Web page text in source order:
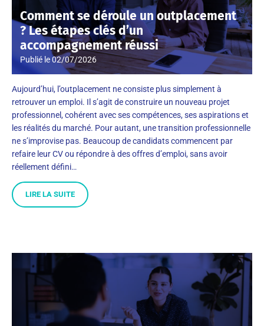
Comment se déroule un outplacement
? Les étapes clés d’un
accompagnement réussi
Publié le02/07/2026
Aujourd’hui, l’outplacement ne consiste plus simplement à
retrouver un emploi. Il s’agit de construire un nouveau projet
professionnel, cohérent avec ses compétences, ses aspirations et
les réalités du marché. Pour autant, une transition professionnelle
ne s’improvise pas. Beaucoup de candidats commencent par
refaire leur CV ou répondre à des offres d’emploi, sans avoir
réellement défini…
LIRE LA SUITE